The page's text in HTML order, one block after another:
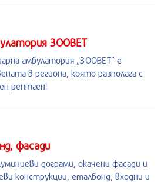
ЗООВЕТ
амбулатория „ЗООВЕТ” е
в региона, която разполага с
рентген!
фасади
дограми, окачени фасади и
конструкции, еталбонд, входни и